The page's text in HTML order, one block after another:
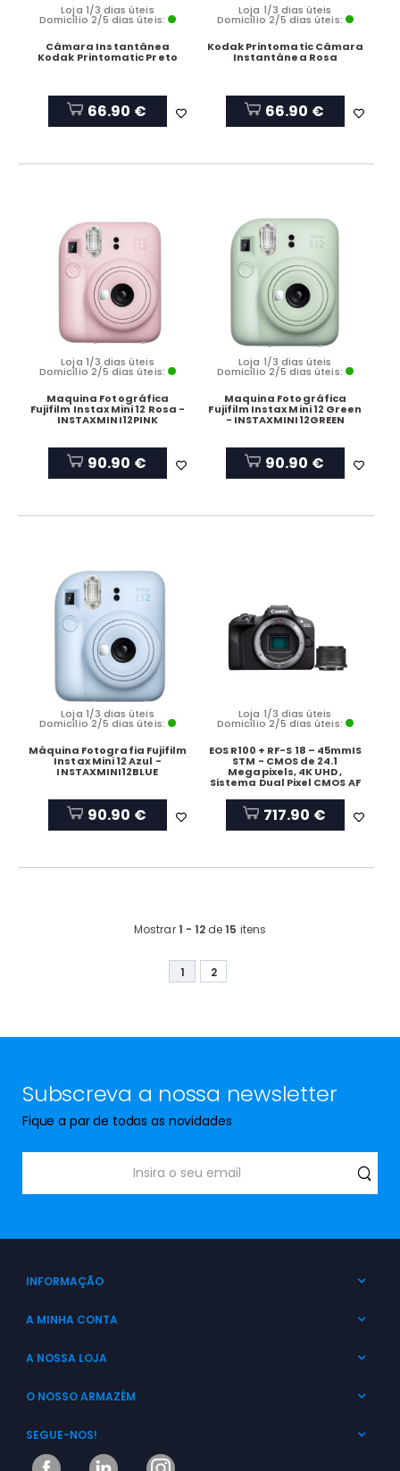
Loja 1/3 dias úteis
Domicílio 2/5 dias úteis:
Câmara Instantânea
Kodak Printomatic Preto
66.90 €
Loja 1/3 dias úteis
Domicílio 2/5 dias úteis:
Kodak Printomatic Câmara
Instantânea Rosa
66.90 €
Loja 1/3 dias úteis
Domicílio 2/5 dias úteis:
Maquina Fotográfica
Fujifilm Instax Mini 12 Rosa -
INSTAXMINI12PINK
90.90 €
Loja 1/3 dias úteis
Domicílio 2/5 dias úteis:
Maquina Fotográfica
Fujifilm Instax Mini 12 Green
- INSTAXMINI12GREEN
90.90 €
Loja 1/3 dias úteis
Domicílio 2/5 dias úteis:
Máquina Fotografia Fujifilm
Instax Mini 12 Azul -
INSTAXMINI12BLUE
90.90 €
Loja 1/3 dias úteis
Domicílio 2/5 dias úteis:
EOS R100 + RF-S 18 – 45mmIS
STM - CMOS de 24.1
Megapixels, 4K UHD ,
Sistema Dual Pixel CMOS AF
717.90 €
Mostrar1 - 12 de15 itens
1 2
Subscreva a nossa newsletter
Fique a par de todas as novidades
INFORMAÇÃO
A MINHA CONTA
A NOSSA LOJA
O NOSSO ARMAZÉM
SEGUE-NOS!